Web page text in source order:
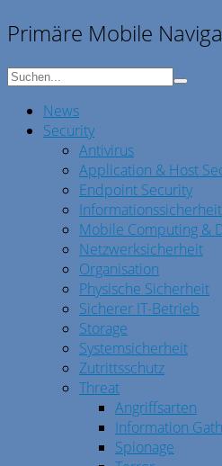
Primäre Mobile
News
Security
Antivirus
Application & Host
Endpoint Security
Informationssicherheit
Mobile Computing &
Netzwerksicherheit
Organisation
Physische Sicherheit
Sicherer IT-Betrieb
Storage
Systemsicherheit
Zutrittsschutz
Threat
Angriffsarten
Information
Spionage